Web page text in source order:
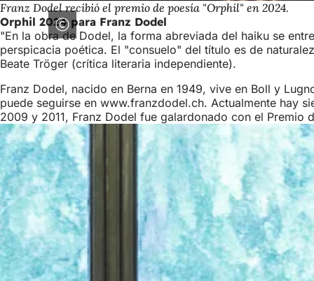
Franz Dodel recibió el premio de poesía "Orphil" en 2024.
Orphil 2024 para Franz Dodel
"En la obra de Dodel, la forma abreviada del haiku se
perspicacia poética. El "consuelo" del título es de
Beate Tröger (crítica literaria independiente).
Franz Dodel, nacido en Berna en 1949, vive en Boll y
puede seguirse en www.franzdodel.ch. Actualmente hay
2009 y 2011, Franz Dodel fue galardonado con el Premio